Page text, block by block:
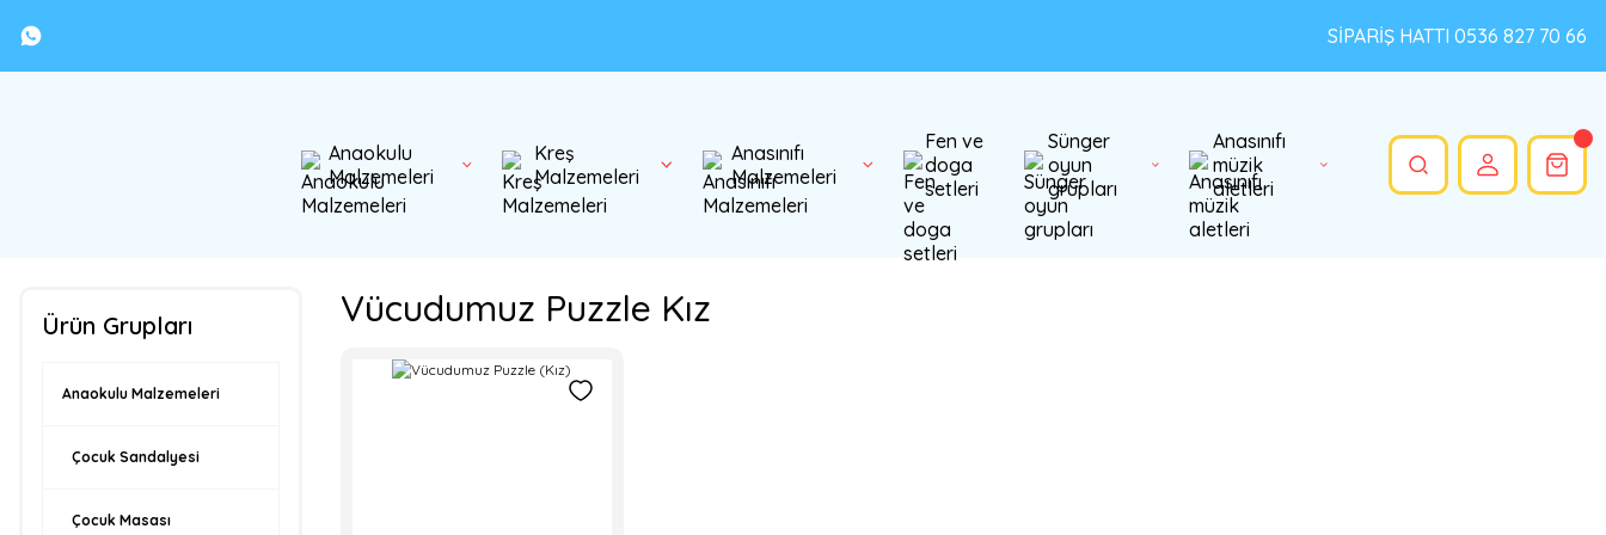
SİPARİŞ HATTI 0536 827 70 66
Anaokulu
Malzemeleri
Kreş
Malzemeleri
Anasınıfı
Malzemeleri
Fen ve
doga
setleri
Sünger
oyun
grupları
Anasınıfı
müzik
aletleri
Ürün Grupları
Anaokulu Malzemeleri
Çocuk Sandalyesi
Çocuk Masası
Vücudumuz Puzzle Kız